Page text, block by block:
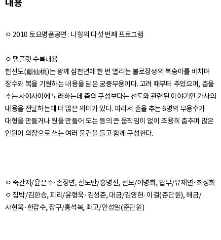
내용
ㅇ 2010 토요명품공연 : 나형의 다섯 번째 프로그램
ㅇ 팸플릿 수록내용
헌선도(獻仙桃)는 왕께 삼천년에 한 번 열리는 불로장생의 복숭아를 바치며
장수와 복을 기원하는 내용을 담은 궁중무용이다. 고려 때부터 추었으며, 춤을
추는 사이사이에 노래하는데 춤의 구성보다는 선도와 관련된 이야기인 가사의
내용을 전달하는데 더 많은 의미가 있다. 따라서 춤을 추는 6명의 무용수가
대형을 만들거나 원을 만들어 도는 등의 큰 움직임이 없이 조용히 춤추며 많은
인원이 의장으로 쓰는 여러 물건을 들고 함께 구성한다.
ㅇ 죽간자/윤은주·손정연, 선도반/홍명진, 선모/이명희, 협무/유재연·최성희
ㅇ 집박/김한승, 피리/윤형욱·김성준, 대금/김영헌·이결(준단원), 해금/
사현욱·한갑수, 장구/홍석복, 좌고/안성일(준단원)